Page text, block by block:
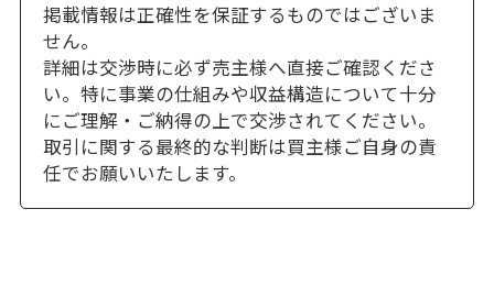
掲載情報は正確性を保証するものではございま
せん。
詳細は交渉時に必ず売主様へ直接ご確認くださ
い。特に事業の仕組みや収益構造について十分
にご理解・ご納得の上で交渉されてください。
取引に関する最終的な判断は買主様ご自身の責
任でお願いいたします。